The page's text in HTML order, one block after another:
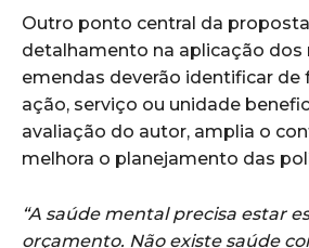
Outro ponto central da
detalhamento na aplicação dos
emendas deverão identificar de
ação, serviço ou unidade
avaliação do autor, amplia o
melhora o planejamento das
“A saúde mental precisa estar
orçamento. Não existe saúde